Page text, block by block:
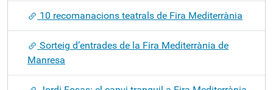
10 recomanacions teatrals de Fira Mediterrània
Sorteig d’entrades de la Fira Mediterrània de
Manresa